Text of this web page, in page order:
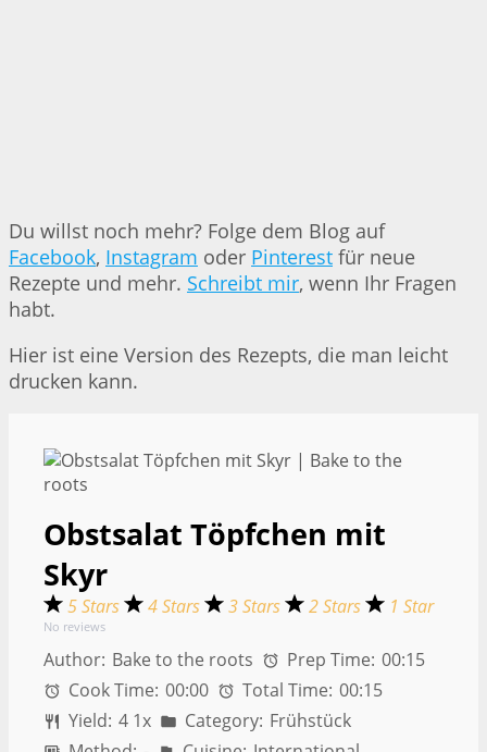
Du willst noch mehr? Folge dem Blog auf
Facebook, Instagram oder Pinterest für neue
Rezepte und mehr. Schreibt mir, wenn Ihr Fragen
habt.
Hier ist eine Version des Rezepts, die man leicht
drucken kann.
Obstsalat Töpfchen mit
Skyr
5 Stars 4 Stars 3 Stars 2 Stars 1 Star
No reviews
Author: Bake to the roots Prep Time: 00:15
Cook Time: 00:00 Total Time: 00:15
Yield: 4 1x Category: Frühstück